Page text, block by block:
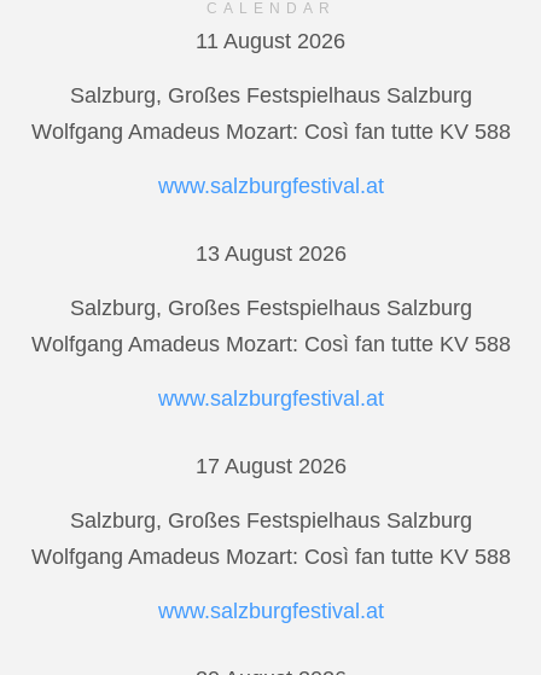
CALENDAR
11 August 2026
Salzburg, Großes Festspielhaus Salzburg
Wolfgang Amadeus Mozart: Così fan tutte KV 588
www.salzburgfestival.at
13 August 2026
Salzburg, Großes Festspielhaus Salzburg
Wolfgang Amadeus Mozart: Così fan tutte KV 588
www.salzburgfestival.at
17 August 2026
Salzburg, Großes Festspielhaus Salzburg
Wolfgang Amadeus Mozart: Così fan tutte KV 588
www.salzburgfestival.at